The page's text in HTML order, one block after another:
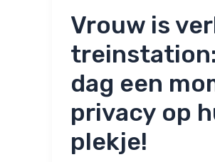
Vrouw is
dag een
privacy op
plekje!